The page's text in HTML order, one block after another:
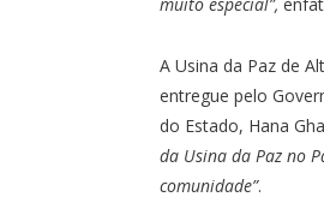
A Usina da Paz de
entregue pelo
do Estado, Hana
da Usina da Paz no
comunidade”.